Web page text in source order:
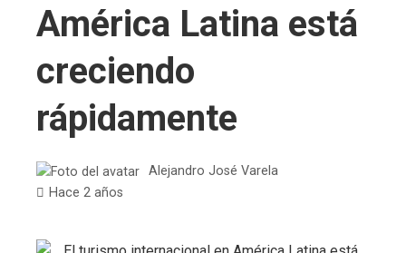
América Latina está
creciendo
rápidamente
Alejandro José Varela
Hace 2 años